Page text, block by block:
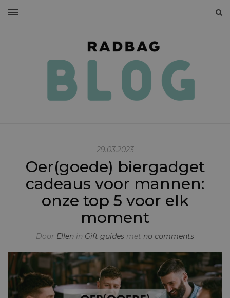
29.03.2023
Oer(goede) biergadget
cadeaus voor mannen:
onze top 5 voor elk
moment
Door Ellen in Gift guides met no comments